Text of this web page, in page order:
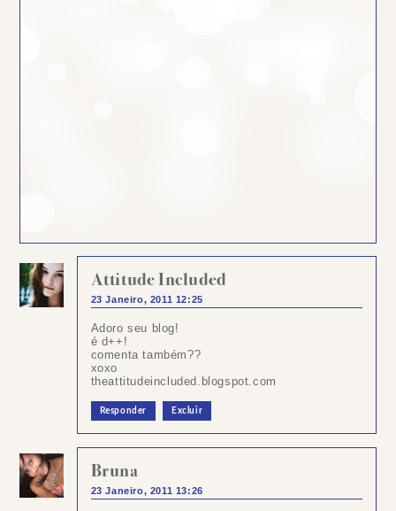
Attitude Included
23 Janeiro, 2011 12:25
Adoro seu blog!
é d++!
comenta também??
xoxo
theattitudeincluded.blogspot.com
Responder Excluir
Bruna
23 Janeiro, 2011 13:26